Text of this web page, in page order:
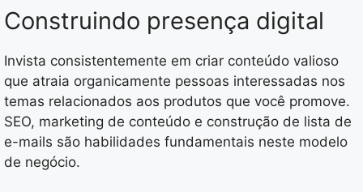
Construindo presença digital
Invista consistentemente em criar conteúdo valioso
que atraia organicamente pessoas interessadas nos
temas relacionados aos produtos que você promove.
SEO, marketing de conteúdo e construção de lista de
e-mails são habilidades fundamentais neste modelo
de negócio.